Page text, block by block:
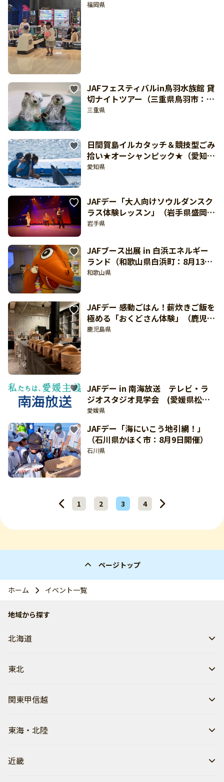
（福岡県・スポルト福岡：8月29日
福岡県
JAFフェスティバルin鳥羽水族館 貸
切ナイトツアー（三重県鳥羽市：8
月29日開催）
三重県
日間賀島イルカタッチ＆競技型ごみ
拾い★オーシャンピック★（愛知県
知多郡南知多町日間賀島：9月5日開
愛知県
JAFデー「大人向けソウルダンスク
ラス体験レッスン」（岩手県盛岡
市：8月23日開催）
岩手県
JAFブース出展 in 白浜エネルギー
ランド（和歌山県白浜町：8月13
日、14日開催）
和歌山県
JAFデー 感動ごはん！薪炊きご飯を
極める「おくどさん体験」（鹿児島
県薩摩川内市：8月26日開催）
鹿児島県
JAFデー in 南海放送 テレビ・ラ
ジオスタジオ見学会 (愛媛県松山
市：8月21日開催）
愛媛県
JAFデー「海にいこう地引網！」
（石川県かほく市：8月9日開催）
石川県
1 2 3 4
ページトップ
ホーム イベント一覧
地域から探す
北海道
東北
関東甲信越
東海・北陸
近畿